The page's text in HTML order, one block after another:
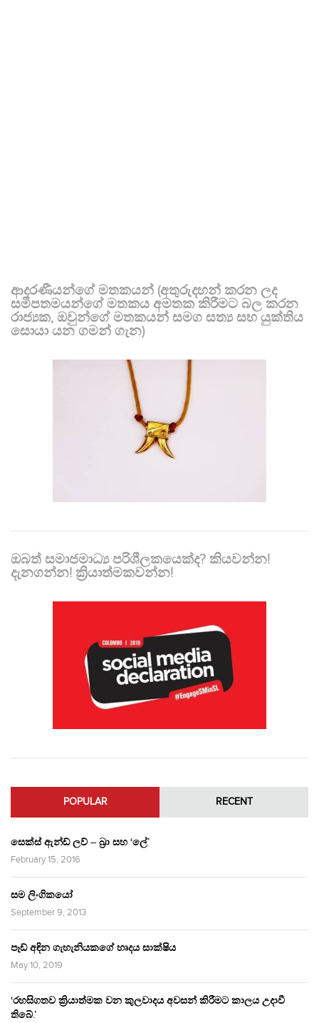
ආදරණීයන්ගේ මතකයන් (අතුරුදහන් කරන ලද
සමීපතමයන්ගේ මතකය අමතක කිරීමට බල කරන
රාජ්‍යක, ඔවුන්ගේ මතකයන් සමග සත්‍ය සහ යුක්තිය
සොයා යන ගමන් ගැන)
ඔබත් සමාජමාධ්‍ය පරිශීලකයෙක්ද? කියවන්න!
දැනගන්න! ක්‍රියාත්මකවන්න!
POPULAR RECENT
සෙක්ස් ඇන්ඩ් ලව් – බ්‍රා සහ ‘ලේ’
February 15, 2016
සම ලිංගිකයෝ
September 9, 2013
පෑඩ් අඳින ගැහැනියකගේ හෘදය සාක්ෂිය
May 10, 2019
‘රහසිගතව ක්‍රියාත්මක වන කුලවාදය අවසන් කිරීමට කාලය උදාවී
තිබේ.’